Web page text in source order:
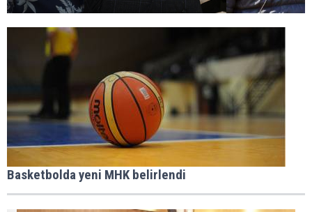
Basketbolda yeni MHK belirlendi